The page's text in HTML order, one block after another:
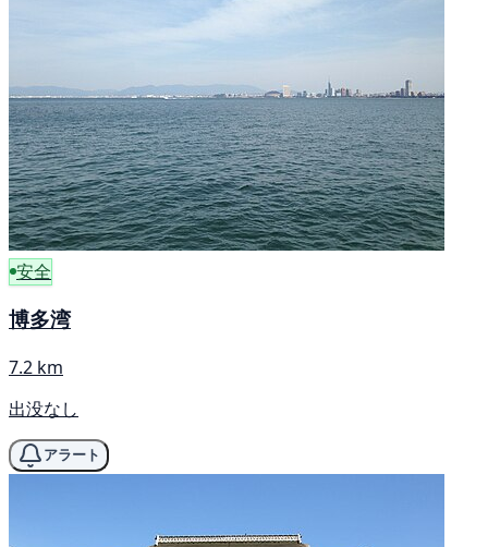
安全
博多湾
7.2 km
出没なし
アラート